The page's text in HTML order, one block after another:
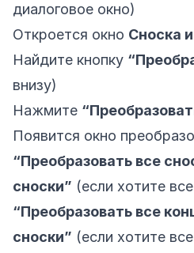
диалоговое окно)
Откроется окно Сноска
Найдите кнопку
внизу)
Нажмите
Появится окно
“Преобразовать все
сноски” (если хотите
“Преобразовать все
сноски” (если хотите